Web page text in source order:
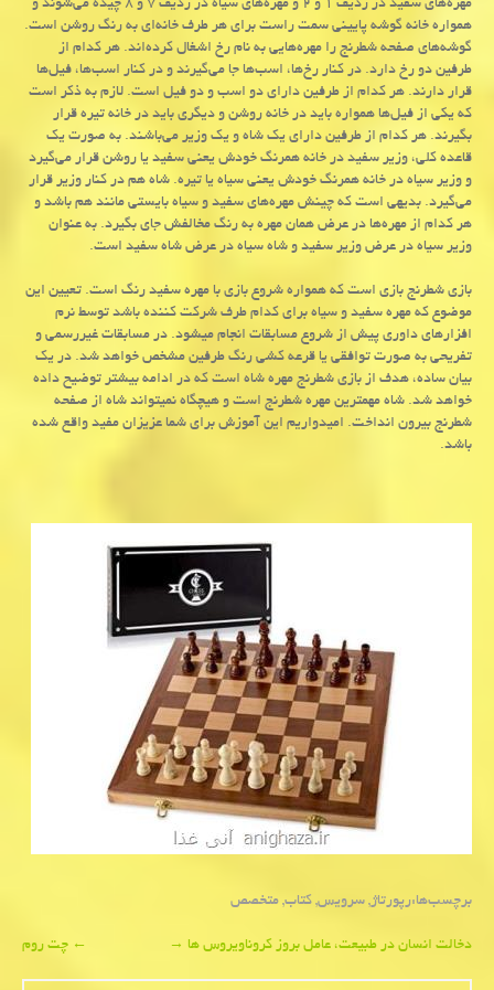
مهره‌های سفید در ردیف ۱ و ۲ و مهره‌های سیاه در ردیف ۷ و ۸ چیده می‌شوند و
همواره خانه گوشه پایینی سمت راست برای هر طرف خانه‌ای به رنگ روشن است.
گوشه‌های صفحه شطرنج را مهره‌هایی به نام رخ اشغال کرده‌اند. هر کدام از
طرفین دو رخ دارد. در کنار رخ‌ها، اسب‌ها جا می‌گیرند و در کنار اسب‌ها، فیل‌ها
قرار دارند. هر کدام از طرفین دارای دو اسب و دو فیل است. لازم به ذکر است
که یکی از فیل‌ها همواره باید در خانه روشن و دیگری باید در خانه تیره قرار
بگیرند. هر کدام از طرفین دارای یک شاه و یک وزیر می‌باشند. به صورت یک
قاعده کلی، وزیر سفید در خانه همرنگ خودش یعنی سفید یا روشن قرار می‌گیرد
و وزیر سیاه در خانه همرنگ خودش یعنی سیاه یا تیره. شاه هم در کنار وزیر قرار
می‌گیرد. بدیهی است که چینش مهره‌های سفید و سیاه بایستی مانند هم باشد و
هر کدام از مهره‌ها در عرض همان مهره به رنگ مخالفش جای بگیرد. به عنوان
وزیر سیاه در عرض وزیر سفید و شاه سیاه در عرض شاه سفید است.
بازی شطرنج بازی است که همواره شروع بازی با مهره سفید رنگ است. تعیین این
موضوع که مهره سفید و سیاه برای کدام طرف شرکت کننده باشد توسط نرم
افزارهای داوری پیش از شروع مسابقات انجام میشود. در مسابقات غیررسمی و
تفریحی به صورت توافقی یا قرعه کشی رنگ طرفین مشخص خواهد شد. در یک
بیان ساده، هدف از بازی شطرنج مهره شاه است که در ادامه بیشتر توضیح داده
خواهد شد. شاه مهمترین مهره شطرنج است و هیچگاه نمیتواند شاه از صفحه
شطرنج بیرون انداخت. امیدواریم این آموزش برای شما عزیزان مفید واقع شده
باشد.
برچسب‌ها:رپورتاژ,سرویس,كتاب,متخصص
Post
navigation
←چت روم دخالت انسان در طبیعت، عامل بروز كروناویروس ها→